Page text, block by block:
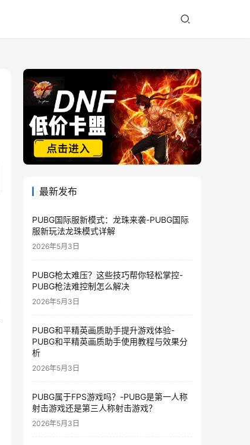
最新发布
PUBG国际服新模式：龙珠来袭-PUBG国际
服新玩法龙珠模式详解
2026年5月3日
PUBG枪太难压？这些技巧帮你轻松掌控-
PUBG枪法难控制怎么解决
2026年5月3日
PUBG和平精英画质助手提升游戏体验-
PUBG和平精英画质助手使用教程与效果分
析
2026年5月3日
PUBG属于FPS游戏吗？-PUBG是第一人称
射击游戏还是第三人称射击游戏？
2026年5月3日